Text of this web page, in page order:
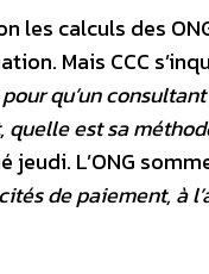
calculs des
Mais CCC
qu’un
est sa
jeudi. L’ONG
de paiement, à